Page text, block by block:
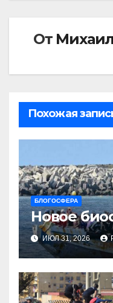
От
Похожая
БЛОГОСФЕРА
Новое
ИЮЛ 31, 2026